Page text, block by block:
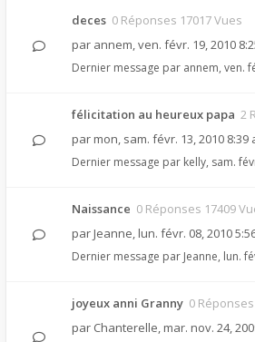
deces 0 Réponses 17017 Vues
par annem,ven. févr. 19, 2010
Dernier message par annem, ven.
félicitation au heureux papa 2
par mon, sam. févr. 13, 2010 8:39
Dernier message par kelly, sam.
Naissance 0 Réponses 17409
par Jeanne, lun. févr. 08, 2010
Dernier message par Jeanne, lun.
joyeux anni Granny 0
par Chanterelle, mar. nov. 24,